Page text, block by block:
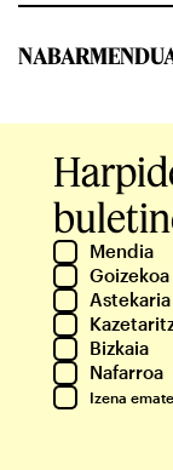
Mendia
Goizekoa
Astekaria
Bizkaia
Nafarroa
Izena